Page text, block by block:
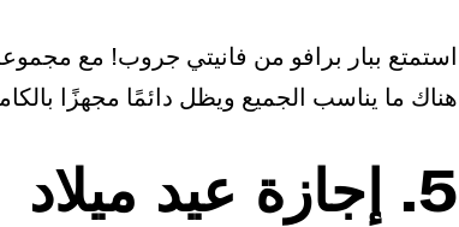
استمتع ببار برافو من فانيتي جروب! مع
هناك ما يناسب الجميع ويظل دائمًا مجهزًا
5. إجازة عيد ميلاد